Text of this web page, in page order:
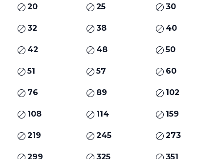
20 25 30
32 38 40
42 48 50
51 57 60
76 89 102
108 114 159
219 245 273
299 325 351